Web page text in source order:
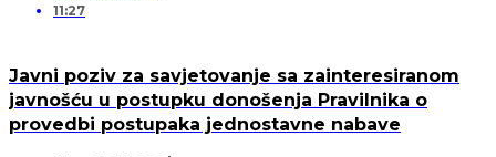
11:27
Javni poziv za savjetovanje sa zainteresiranom
javnošću u postupku donošenja Pravilnika o
provedbi postupaka jednostavne nabave